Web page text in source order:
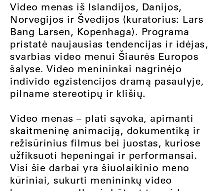
Video menas iš Islandijos, Danijos,
Norvegijos ir Švedijos (kuratorius: Lars
Bang Larsen, Kopenhaga). Programa
pristatė naujausias tendencijas ir idėjas,
svarbias video menui Šiaurės Europos
šalyse. Video menininkai nagrinėjo
individo egzistencijos dramą pasaulyje,
pilname stereotipų ir klišių.
Video menas – plati sąvoka, apimanti
skaitmeninę animaciją, dokumentiką ir
režisūrinius filmus bei juostas, kuriose
užfiksuoti hepeningai ir performansai.
Visi šie darbai yra šiuolaikinio meno
kūriniai, sukurti menininkų video